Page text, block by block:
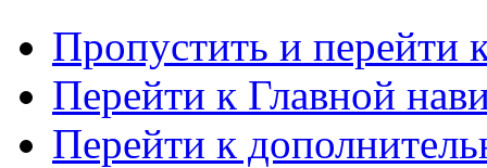
Пропустить и перейти
Перейти к Главной
Перейти к